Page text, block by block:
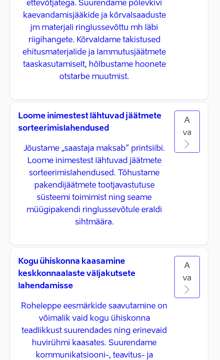
ettevõtjatega. Suurendame põlevkivi
kaevandamisjääkide ja kõrvalsaaduste
jm materjali ringlussevõttu mh läbi
riigihangete. Kõrvaldame takistused
ehitusmaterjalide ja lammutusjäätmete
taaskasutamiselt, hõlbustame hoonete
otstarbe muutmist.
Loome inimestest lähtuvad jäätmete
sorteerimislahendused
Jõustame „saastaja maksab“ printsiibi.
Loome inimestest lähtuvad jäätmete
sorteerimislahendused. Tõhustame
pakendijäätmete tootjavastutuse
süsteemi toimimist ning seame
müügipakendi ringlussevõtule eraldi
sihtmäära.
A
va
Kogu ühiskonna kaasamine
keskkonnaalaste väljakutsete
lahendamisse
Roheleppe eesmärkide saavutamine on
võimalik vaid kogu ühiskonna
teadlikkust suurendades ning erinevaid
huvirühmi kaasates. Suurendame
kommunikatsiooni-, teavitus- ja
A
va